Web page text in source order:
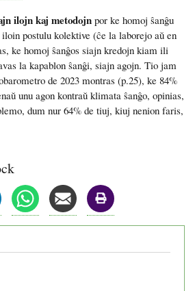
ilojn kaj metodojnpor ke homoj ŝanĝu
postulu kolektive (ĉe la laborejo aŭ en
ke homoj ŝanĝos siajn kredojn kiam ili
la kapablon ŝanĝi, siajn agojn. Tio jam
de 2023 montras (p.25), ke 84%
unu agon kontraŭ klimata ŝanĝo, opinias,
dum nur 64% de tiuj, kiuj nenion faris,